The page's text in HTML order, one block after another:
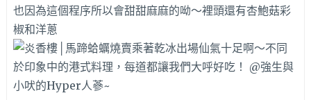
也因為這個程序所以會甜甜麻麻的呦～裡頭還有杏鮑菇彩
椒和洋蔥